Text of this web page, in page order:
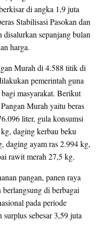
di angka 1,9 juta
Stabilisasi Pasokan dan
sepanjang bulan
harga.
Murah di 4.588 titik di
pemerintah guna
masyarakat. Berikut
Murah yaitu beras
liter, gula konsumsi
daging kerbau beku
daging ayam ras 2.994 kg,
rawit merah 27,5 kg.
pangan, panen raya
di berbagai
pada periode
sebesar 3,59 juta